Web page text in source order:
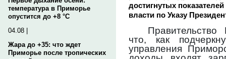
температура в Приморье
опустится до +8 °C
04.08 |
Жара до +35: что ждет
Приморье после тропических
достигнутых
власти по Указу
что, как
управления